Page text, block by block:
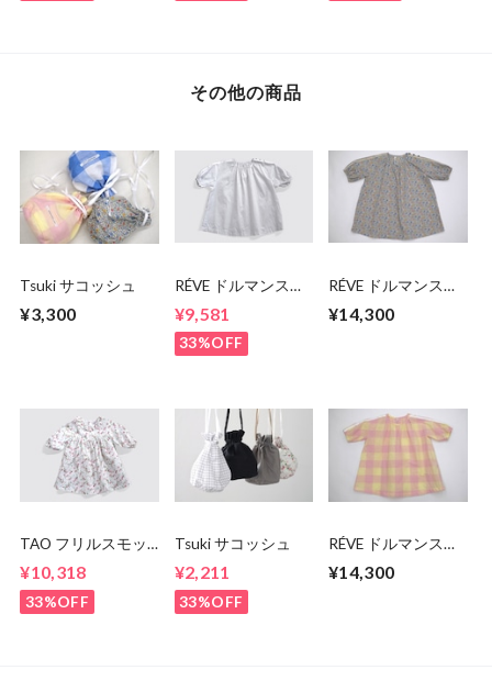
その他の商品
Tsuki サコッシュ
¥3,300
RÉVE ドルマンスリ
¥9,581
33%OFF
RÉVE ドルマンスリ
¥14,300
TAO フリルスモッ
¥10,318
33%OFF
Tsuki サコッシュ
¥2,211
33%OFF
RÉVE ドルマンスリ
¥14,300